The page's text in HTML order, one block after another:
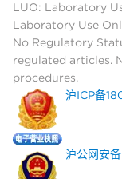
LUO: Laboratory
Laboratory Use
No Regulatory
regulated articles.
procedures.
沪ICP备
沪公网安